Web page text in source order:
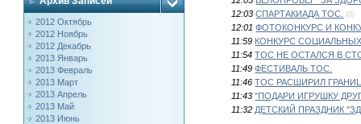
2012 Октябрь
2012 Ноябрь
2012 Декабрь
2013 Январь
2013 Февраль
2013 Март
2013 Апрель
2013 Май
2013 Июнь
12:03 СПАРТАКИАДА ТОС. (0)
12:01 ФОТОКОНКУРС И
11:59 КОНКУРС
11:54 ТОС НЕ ОСТАЛСЯ В
11:49 ФЕСТИВАЛЬ ТОС.
11:46 ТОС РАСШИРИЛ
11:43 "ПОДАРИ ИГРУШКУ
11:32 ДЕТСКИЙ ПРАЗДНИК